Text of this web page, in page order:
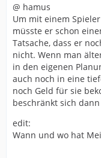
@ hamus
Um mit einem
müsste er schon
Tatsache, dass er
nicht. Wenn man
in den eigenen
auch noch in eine
noch Geld für sie
beschränkt sich
edit:
Wann und wo hat